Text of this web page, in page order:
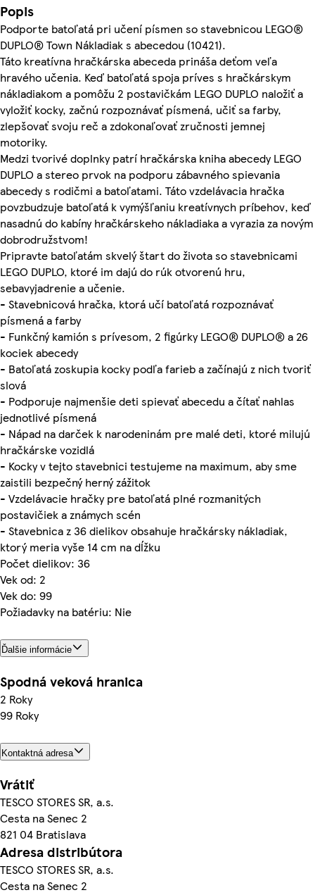
Popis
Podporte batoľatá pri učení písmen so stavebnicou LEGO®
DUPLO® Town Nákladiak s abecedou (10421).
Táto kreatívna hračkárska abeceda prináša deťom veľa
hravého učenia. Keď batoľatá spoja príves s hračkárskym
nákladiakom a pomôžu 2 postavičkám LEGO DUPLO naložiť a
vyložiť kocky, začnú rozpoznávať písmená, učiť sa farby,
zlepšovať svoju reč a zdokonaľovať zručnosti jemnej
motoriky.
Medzi tvorivé doplnky patrí hračkárska kniha abecedy LEGO
DUPLO a stereo prvok na podporu zábavného spievania
abecedy s rodičmi a batoľatami. Táto vzdelávacia hračka
povzbudzuje batoľatá k vymýšľaniu kreatívnych príbehov, keď
nasadnú do kabíny hračkárskeho nákladiaka a vyrazia za novým
dobrodružstvom!
Pripravte batoľatám skvelý štart do života so stavebnicami
LEGO DUPLO, ktoré im dajú do rúk otvorenú hru,
sebavyjadrenie a učenie.
- Stavebnicová hračka, ktorá učí batoľatá rozpoznávať
písmená a farby
- Funkčný kamión s prívesom, 2 figúrky LEGO® DUPLO® a 26
kociek abecedy
- Batoľatá zoskupia kocky podľa farieb a začínajú z nich tvoriť
slová
- Podporuje najmenšie deti spievať abecedu a čítať nahlas
jednotlivé písmená
- Nápad na darček k narodeninám pre malé deti, ktoré milujú
hračkárske vozidlá
- Kocky v tejto stavebnici testujeme na maximum, aby sme
zaistili bezpečný herný zážitok
- Vzdelávacie hračky pre batoľatá plné rozmanitých
postavičiek a známych scén
- Stavebnica z 36 dielikov obsahuje hračkársky nákladiak,
ktorý meria vyše 14 cm na dĺžku
Počet dielikov: 36
Vek od: 2
Vek do: 99
Požiadavky na batériu: Nie
Ďalšie informácie
Spodná veková hranica
2 Roky
99 Roky
Kontaktná adresa
Vrátiť
TESCO STORES SR, a.s.
Cesta na Senec 2
821 04 Bratislava
Adresa distribútora
TESCO STORES SR, a.s.
Cesta na Senec 2